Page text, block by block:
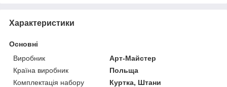
Характеристики
Основні
Виробник
Арт-Майстер
Країна виробник
Польща
Комплектація набору
Куртка, Штани